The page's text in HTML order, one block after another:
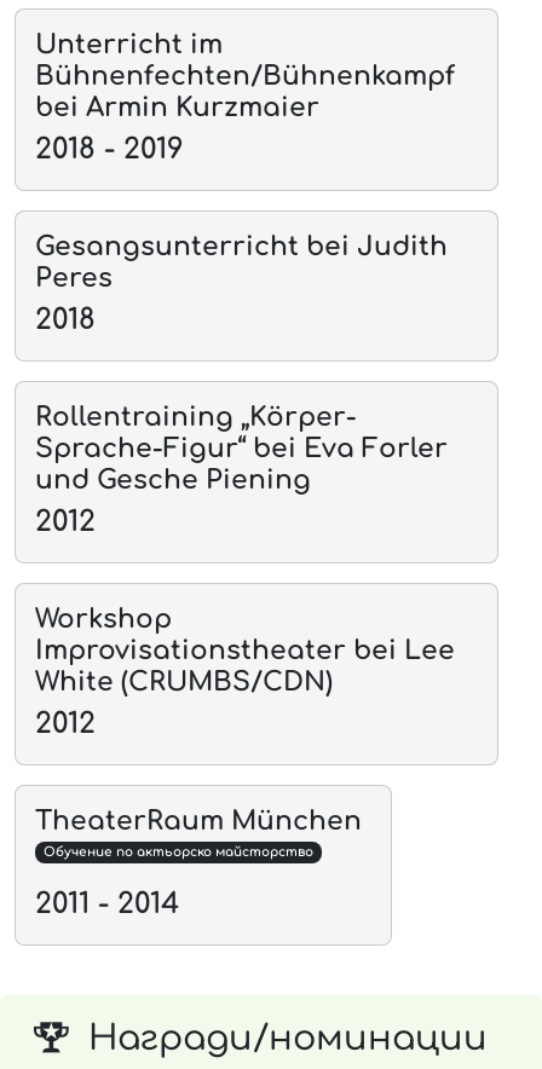
Unterricht im
Bühnenfechten/Bühnenkampf
bei Armin Kurzmaier
2018 - 2019
Gesangsunterricht bei Judith
Peres
2018
Rollentraining „Körper-
Sprache-Figur“ bei Eva Forler
und Gesche Piening
2012
Workshop
Improvisationstheater bei Lee
White (CRUMBS/CDN)
2012
TheaterRaum München
Обучение по актьорско майсторство
2011 - 2014
Награди/номинации